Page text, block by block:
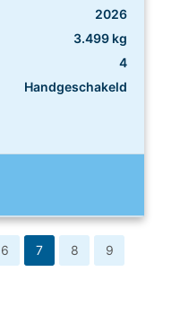
2026
3.499 kg
4
Handgeschakeld
6 7 8
9